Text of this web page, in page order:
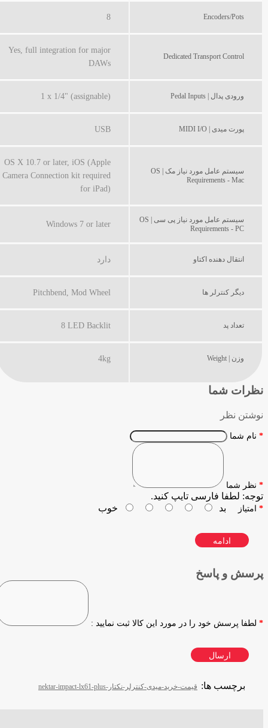
Encoders/Pots
8
Dedicated Transport Control
Yes, full integration for major
DAWs
ورودی پدال | Pedal Inputs 1 x 1/4" (assignable)
پورت میدی | MIDI I/O USB
سیستم عامل مورد نیاز مک | OS
Requirements - Mac
OS X 10.7 or later, iOS (Apple
Camera Connection kit required
for iPad)
سیستم عامل مورد نیاز پی سی | OS
Requirements - PC
Windows 7 or later
انتقال دهنده اکتاو دارد
دیگر کنترلر ها Pitchbend, Mod Wheel
تعداد پد 8 LED Backlit
وزن | Weight 4kg
نظرات شما
نوشتن نظر
نام شما
نظر شما
توجه: لطفا فارسی تایپ کنید.
امتیاز بد خوب
ادامه
پرسش و پاسخ
لطفا پرسش خود را در مورد این کالا ثبت نمایید :
ارسال
برچسب ها: قیمت-خرید-میدی-کنترلر-نکتار-nektar-impact-lx61-plus